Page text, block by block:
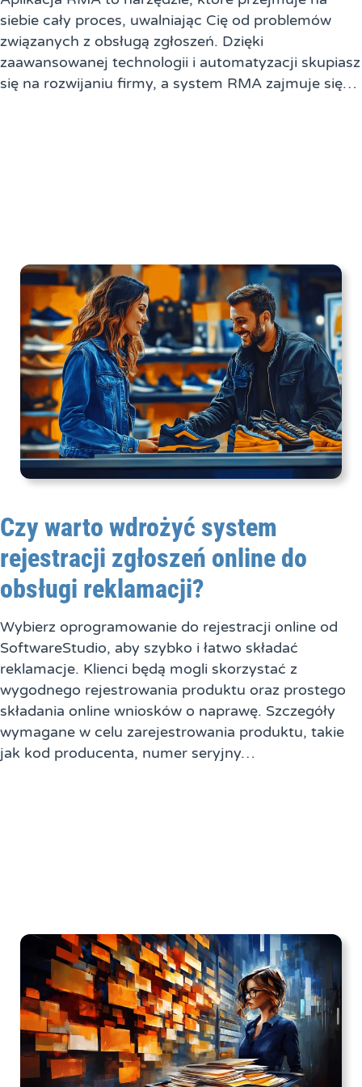
siebie cały proces, uwalniając Cię od problemów
związanych z obsługą zgłoszeń. Dzięki
zaawansowanej technologii i automatyzacji skupiasz
się na rozwijaniu firmy, a system RMA zajmuje się…
Czy warto wdrożyć system
rejestracji zgłoszeń online do
obsługi reklamacji?
Wybierz oprogramowanie do rejestracji online od
SoftwareStudio, aby szybko i łatwo składać
reklamacje. Klienci będą mogli skorzystać z
wygodnego rejestrowania produktu oraz prostego
składania online wniosków o naprawę. Szczegóły
wymagane w celu zarejestrowania produktu, takie
jak kod producenta, numer seryjny…